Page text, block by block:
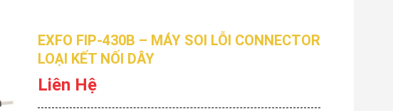
EXFO FIP-430B – MÁY SOI LỖI CONNECTOR
LOẠI KẾT NỐI DÂY
Liên Hệ